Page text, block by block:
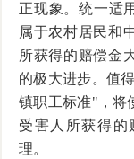
正现象。统一适
属于农村居民和
所获得的赔偿金
的极大进步。值
镇职工标准"，将
受害人所获得的
理。